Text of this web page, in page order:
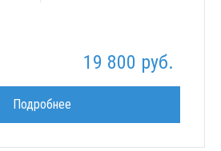
19 800 руб.
Подробнее